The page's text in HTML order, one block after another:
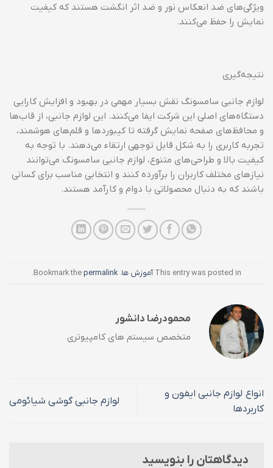
ویژگی‌های ضد انعکاس نور و ضد اثر انگشت هستند که کیفیت
نمایش را حفظ می‌کنند.
نتیجه‌گیری
لوازم جانبی سامسونگ نقش بسیار مهمی در بهبود و افزایش کارایی
دستگاه‌های اصلی این شرکت ایفا می‌کنند. این لوازم جانبی، از قاب‌ها
و محافظ‌های صفحه نمایش گرفته تا کیبوردها و قلم‌های هوشمند،
تجربه کاربری را به شکل قابل توجهی ارتقاء می‌دهند. با توجه به
کیفیت بالا و طراحی‌های متنوع، لوازم جانبی سامسونگ می‌توانند
نیازهای مختلف کاربران را برآورده کنند و انتخابی مناسب برای کسانی
باشند که به دنبال محصولاتی با دوام و کارآمد هستند.
This entry was posted in آموزش ها. Bookmark the
permalink
.
محمودرضا دانشور
متخصص سیستم های کامپیوتری
انواع لوازم جانبی ایفون و
کاربردها
لوازم جانبی گوشی شیائومی
دیدگاهتان را بنویسید